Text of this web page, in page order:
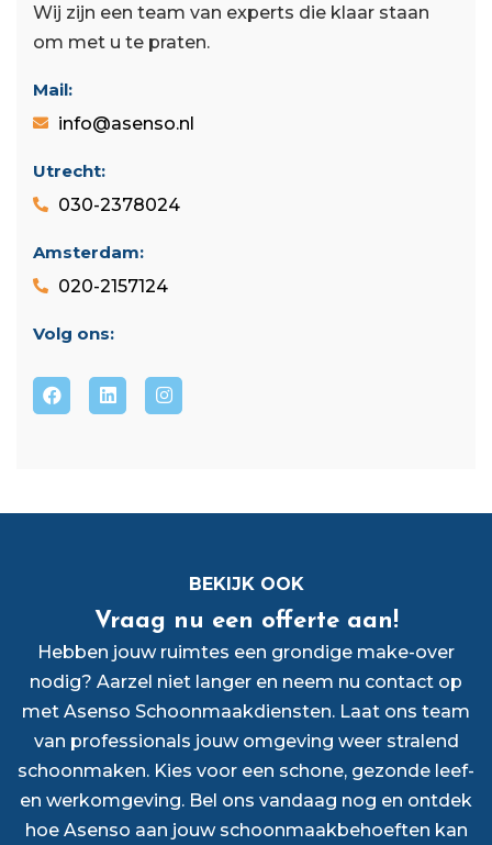
Wij zijn een team van experts die klaar staan ​​
om met u te praten.
Mail:
info@asenso.nl
Utrecht:
030-2378024
Amsterdam:
020-2157124
Volg ons:
BEKIJK OOK
Vraag nu een offerte aan!
Hebben jouw ruimtes een grondige make-over
nodig? Aarzel niet langer en neem nu contact op
met Asenso Schoonmaakdiensten. Laat ons team
van professionals jouw omgeving weer stralend
schoonmaken. Kies voor een schone, gezonde leef-
en werkomgeving. Bel ons vandaag nog en ontdek
hoe Asenso aan jouw schoonmaakbehoeften kan